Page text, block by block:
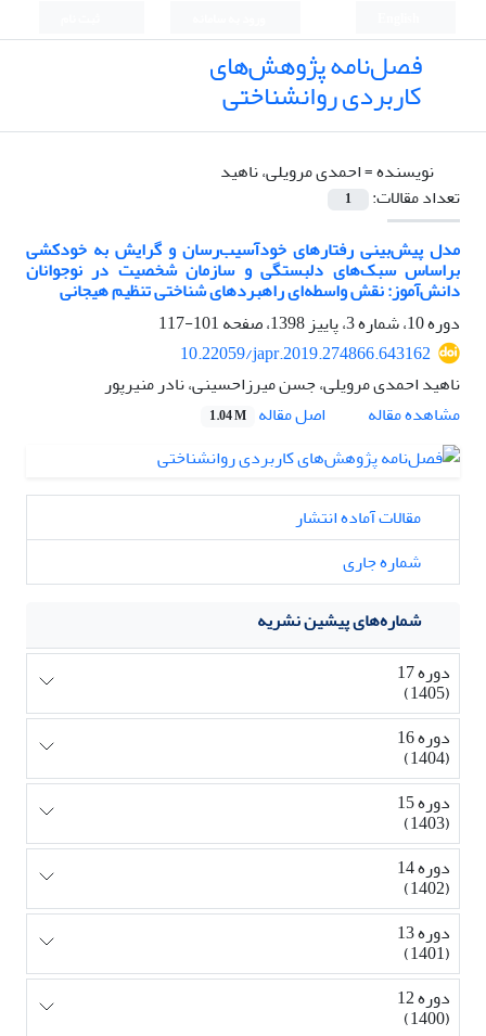
فصل‌نامه پژوهش‌های
کاربردی روانشناختی
نویسنده =احمدی مرویلی، ناهید
تعداد مقالات:
1
مدل پیش‌بینی رفتارهای خودآسیب‌رسان و گرایش به خودکشی
براساس سبک‌های دلبستگی و سازمان شخصیت در نوجوانان
دانش‌آموز: نقش واسطه‌ای راهبردهای شناختی تنظیم هیجانی
دوره 10، شماره 3، پاییز 1398، صفحه
101-117
10.22059/japr.2019.274866.643162
ناهید احمدی مرویلی، جسن میرزاحسینی، نادر منیرپور
مشاهده مقاله
اصل مقاله 1.04 M
مقالات آماده انتشار
شماره جاری
شماره‌های پیشین نشریه
دوره 17
(1405)
دوره 16
(1404)
دوره 15
(1403)
دوره 14
(1402)
دوره 13
(1401)
دوره 12
(1400)